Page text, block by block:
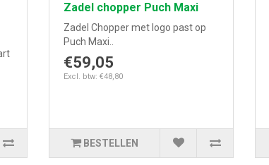
Zadel chopper Puch Maxi
Zadel Chopper met logo past op
Puch Maxi..
€59,05
Excl. btw: €48,80
BESTELLEN